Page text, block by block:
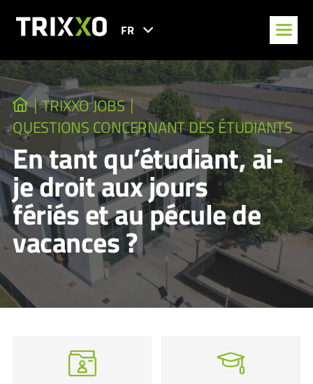
FR
TRIXXO JOBS
QUESTIONS CONCERNANT DES ÉTUDIANTS
En tant qu’étudiant, ai-
je droit aux jours
fériés et au pécule de
vacances ?